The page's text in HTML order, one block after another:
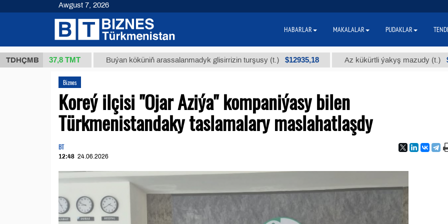
TDHÇMB
(kg.) 37,8 ТМТ Buýan köküniň arassalanmadyk glisirrizin turşusy (t.) $12935,18 Az kükürtli ýakyş mazudy (t.) $300
Biznes
Koreý ilçisi "Ojar Aziýa" kompaniýasy bilen
Türkmenistandaky taslamalary maslahatlaşdy
BT
12:48 24.06.2026
Awgust 7, 2026
HABARLAR MAKALALAR PUDAKLAR